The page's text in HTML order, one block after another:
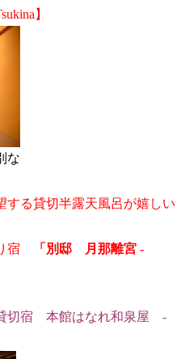
】
な
する貸切半露天風呂が嬉しい
宿
「別邸 月那離宮 -
切宿 本館はなれ和泉屋 -